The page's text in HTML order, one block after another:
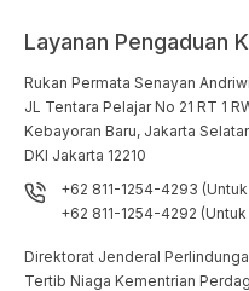
Layanan Pengaduan
Rukan Permata Senayan
JL Tentara Pelajar No 21 RT 1
Kebayoran Baru, Jakarta
DKI Jakarta 12210
+62 811-1254-4293
+62 811-1254-4292
Direktorat Jenderal
Tertib Niaga Kementrian